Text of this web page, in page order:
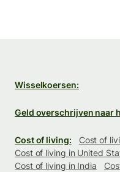
Wisselkoersen:
Geld overschrijven naar
Cost of living:
Cost of
Cost of living in United
Cost of living in India